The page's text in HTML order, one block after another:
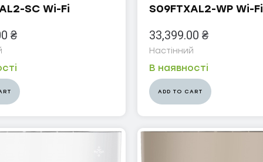
SC Wi-Fi
₴
В наявності
S09FTXAL2-WP Wi-Fi
33,399.00 ₴
Настінний
ADD TO CART